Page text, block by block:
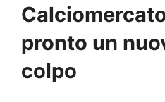
pronto un
colpo